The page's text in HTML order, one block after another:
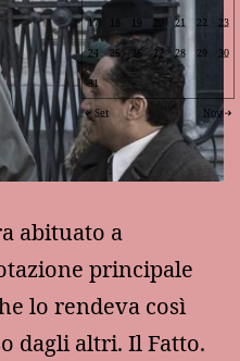
abituato a
principale
lo rendeva così
dagli altri. Il Fatto.
17 18 19 20 21 22 23
24 25 26 27 28 29 30
31
Set Nov